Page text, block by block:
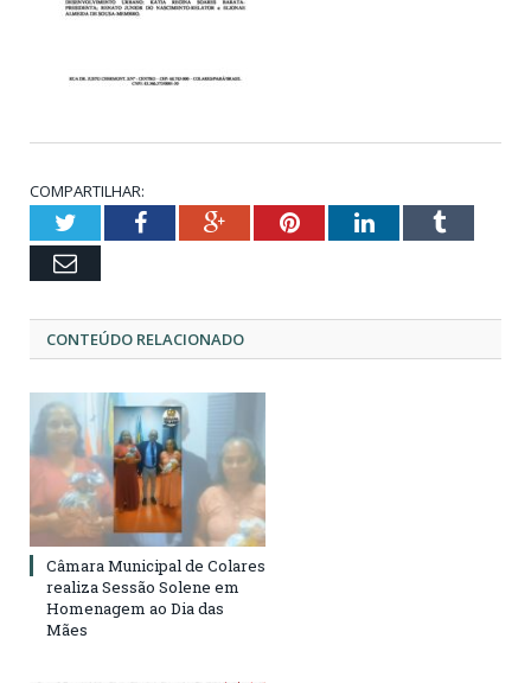
COMPARTILHAR:
TwitterFacebookGoogle+PinterestLinkedInTumblr
Email
CONTEÚDO RELACIONADO
Câmara Municipal de Colares
realiza Sessão Solene em
Homenagem ao Dia das
Mães